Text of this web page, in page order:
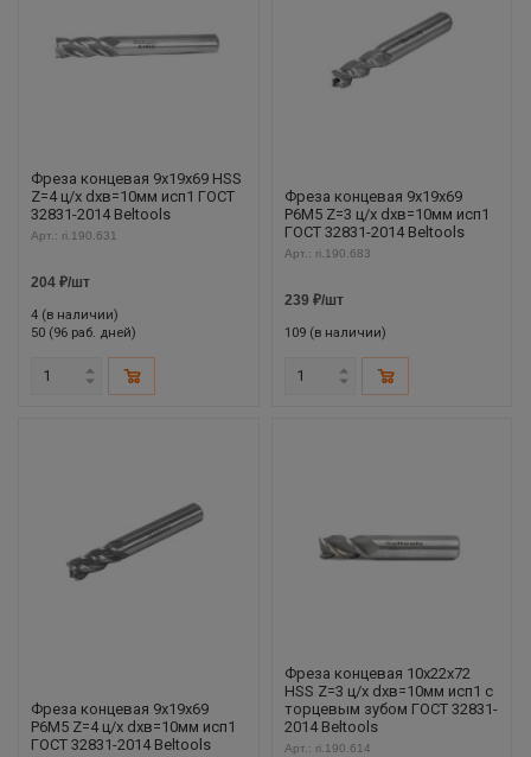
Фреза концевая 9х19х69 HSS
Z=4 ц/х dхв=10мм исп1 ГОСТ
32831-2014 Beltools
Арт.: ri.190.631
204 ₽/шт
4 (в наличии)
50 (96 раб. дней)
Фреза концевая 9х19х69
Р6М5 Z=3 ц/х dхв=10мм исп1
ГОСТ 32831-2014 Beltools
Арт.: ri.190.683
239 ₽/шт
109 (в наличии)
Фреза концевая 9х19х69
Р6М5 Z=4 ц/х dхв=10мм исп1
ГОСТ 32831-2014 Beltools
Фреза концевая 10х22х72
HSS Z=3 ц/х dхв=10мм исп1 с
торцевым зубом ГОСТ 32831-
2014 Beltools
Арт.: ri.190.614